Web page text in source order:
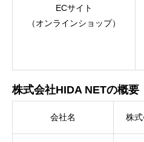
ECサイト
（オンラインショップ）
株式会社HIDA NETの概要
会社名 株